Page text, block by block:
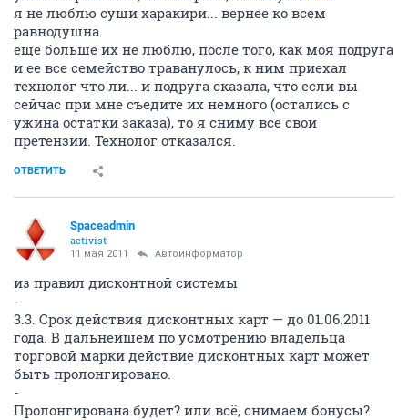
я не люблю суши харакири... вернее ко всем
равнодушна.
еще больше их не люблю, после того, как моя подруга
и ее все семейство траванулось, к ним приехал
технолог что ли... и подруга сказала, что если вы
сейчас при мне съедите их немного (остались с
ужина остатки заказа), то я сниму все свои
претензии. Технолог отказался.
ОТВЕТИТЬ
Spaceadmin
activist
11 мая 2011 Автоинформатор
из правил дисконтной системы
-
3.3. Срок действия дисконтных карт — до 01.06.2011
года. В дальнейшем по усмотрению владельца
торговой марки действие дисконтных карт может
быть пролонгировано.
-
Пролонгирована будет? или всё, снимаем бонусы?